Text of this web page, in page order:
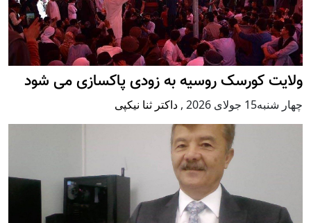
ولایت کورسک روسیه به زودی پاکسازی می شود
چهار شنبه15 جولای 2026 , داکتر ثنا نیکپی